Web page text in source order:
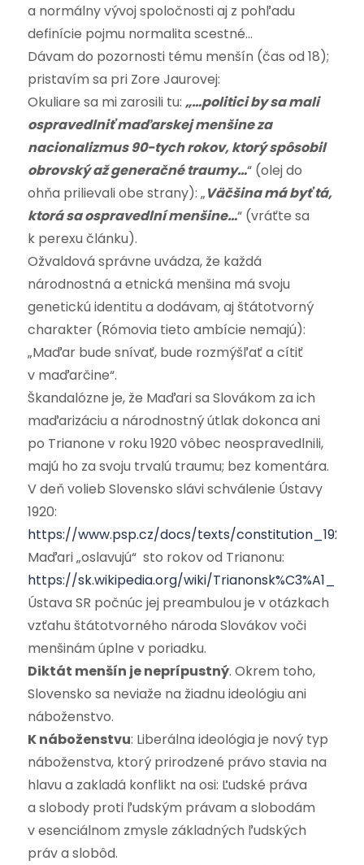
a normálny vývoj spoločnosti aj z pohľadu
definície pojmu normalita scestné…
Dávam do pozornosti tému menšín (čas od 18);
pristavím sa pri Zore Jaurovej:
Okuliare sa mi zarosili tu: „…politici by sa mali
ospravedlniť maďarskej menšine za
nacionalizmus 90-tych rokov, ktorý spôsobil
obrovský až generačné traumy…“ (olej do
ohňa prilievali obe strany): „Väčšina má byť tá,
ktorá sa ospravedlní menšine…“ (vráťte sa
k perexu článku).
Ožvaldová správne uvádza, že každá
národnostná a etnická menšina má svoju
genetickú identitu a dodávam, aj štátotvorný
charakter (Rómovia tieto ambície nemajú):
„Maďar bude snívať, bude rozmýšľať a cítiť
v maďarčine“.
Škandalózne je, že Maďari sa Slovákom za ich
maďarizáciu a národnostný útlak dokonca ani
po Trianone v roku 1920 vôbec neospravedlnili,
majú ho za svoju trvalú traumu; bez komentára.
V deň volieb Slovensko slávi schválenie Ústavy
1920:
https://www.psp.cz/docs/texts/
Maďari „oslavujú“ sto rokov od Trianonu:
https://sk.wikipedia.org/wiki/
Ústava SR počnúc jej preambulou je v otázkach
vzťahu štátotvorného národa Slovákov voči
menšinám úplne v poriadku.
Diktát menšín je neprípustný. Okrem toho,
Slovensko sa neviaže na žiadnu ideológiu ani
náboženstvo.
K náboženstvu: Liberálna ideológia je nový typ
náboženstva, ktorý prirodzené právo stavia na
hlavu a zakladá konflikt na osi: Ľudské práva
a slobody proti ľudským právam a slobodám
v esenciálnom zmysle základných ľudských
práv a slobôd.